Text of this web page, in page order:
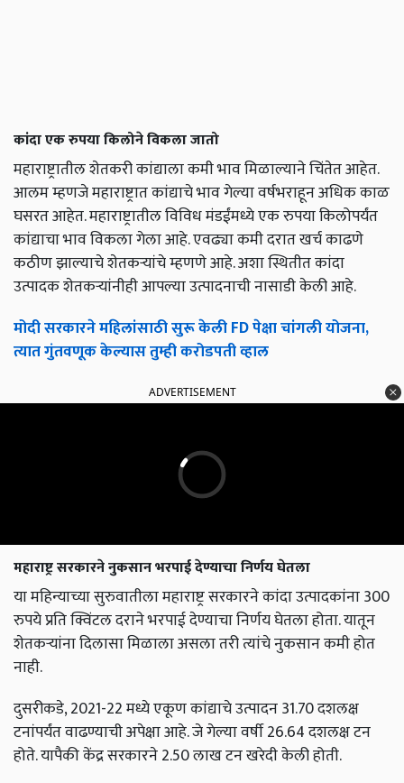
कांदा एक रुपया किलोने विकला जातो
महाराष्ट्रातील शेतकरी कांद्याला कमी भाव मिळाल्याने चिंतेत आहेत.
आलम म्हणजे महाराष्ट्रात कांद्याचे भाव गेल्या वर्षभराहून अधिक काळ
घसरत आहेत. महाराष्ट्रातील विविध मंडईंमध्ये एक रुपया किलोपर्यंत
कांद्याचा भाव विकला गेला आहे. एवढ्या कमी दरात खर्च काढणे
कठीण झाल्याचे शेतकऱ्यांचे म्हणणे आहे. अशा स्थितीत कांदा
उत्पादक शेतकऱ्यांनीही आपल्या उत्पादनाची नासाडी केली आहे.
मोदी सरकारने महिलांसाठी सुरू केली FD पेक्षा चांगली योजना,
त्यात गुंतवणूक केल्यास तुम्ही करोडपती व्हाल
ADVERTISEMENT
महाराष्ट्र सरकारने नुकसान भरपाई देण्याचा निर्णय घेतला
या महिन्याच्या सुरुवातीला महाराष्ट्र सरकारने कांदा उत्पादकांना 300
रुपये प्रति क्विंटल दराने भरपाई देण्याचा निर्णय घेतला होता. यातून
शेतकऱ्यांना दिलासा मिळाला असला तरी त्यांचे नुकसान कमी होत
नाही.
दुसरीकडे, 2021-22 मध्ये एकूण कांद्याचे उत्पादन 31.70 दशलक्ष
टनांपर्यंत वाढण्याची अपेक्षा आहे. जे गेल्या वर्षी 26.64 दशलक्ष टन
होते. यापैकी केंद्र सरकारने 2.50 लाख टन खरेदी केली होती.